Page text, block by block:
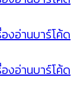
งอ่านบาร์โค้ด
งอ่านบาร์โค้ด